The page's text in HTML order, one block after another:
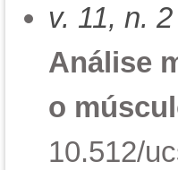
v. 11, n.
Análise
o
10.512/